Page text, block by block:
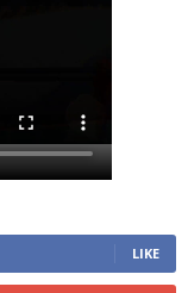
LIKE